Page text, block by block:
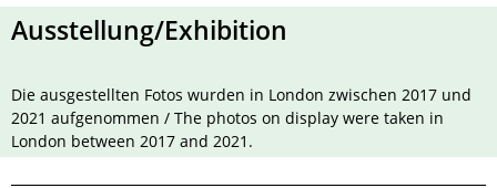
Ausstellung/Exhibition
Die ausgestellten Fotos wurden in London zwischen 2017 und
2021 aufgenommen / The photos on display were taken in
London between 2017 and 2021 .